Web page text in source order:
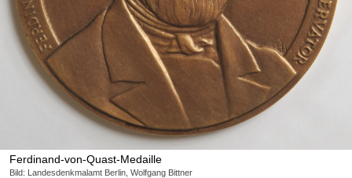
Ferdinand-von-Quast-Medaille
Bild: Landesdenkmalamt Berlin, Wolfgang Bittner